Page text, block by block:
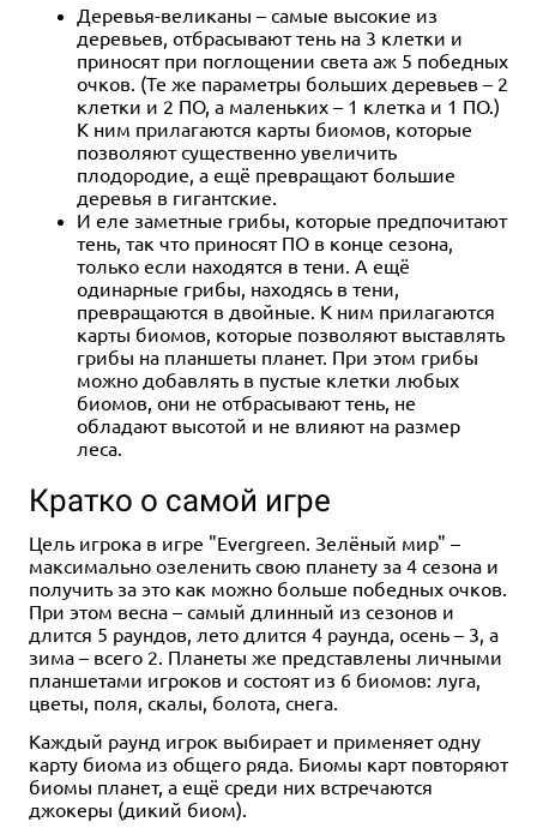
Деревья-великаны – самые высокие из
деревьев, отбрасывают тень на 3 клетки и
приносят при поглощении света аж 5 победных
очков. (Те же параметры больших деревьев – 2
клетки и 2 ПО, а маленьких – 1 клетка и 1 ПО.)
К ним прилагаются карты биомов, которые
позволяют существенно увеличить
плодородие, а ещё превращают большие
деревья в гигантские.
И еле заметные грибы, которые предпочитают
тень, так что приносят ПО в конце сезона,
только если находятся в тени. А ещё
одинарные грибы, находясь в тени,
превращаются в двойные. К ним прилагаются
карты биомов, которые позволяют выставлять
грибы на планшеты планет. При этом грибы
можно добавлять в пустые клетки любых
биомов, они не отбрасывают тень, не
обладают высотой и не влияют на размер
леса.
Кратко о самой игре
Цель игрока в игре "Evergreen. Зелёный мир" –
максимально озеленить свою планету за 4 сезона и
получить за это как можно больше победных очков.
При этом весна – самый длинный из сезонов и
длится 5 раундов, лето длится 4 раунда, осень – 3, а
зима – всего 2. Планеты же представлены личными
планшетами игроков и состоят из 6 биомов: луга,
цветы, поля, скалы, болота, снега.
Каждый раунд игрок выбирает и применяет одну
карту биома из общего ряда. Биомы карт повторяют
биомы планет, а ещё среди них встречаются
джокеры (дикий биом).